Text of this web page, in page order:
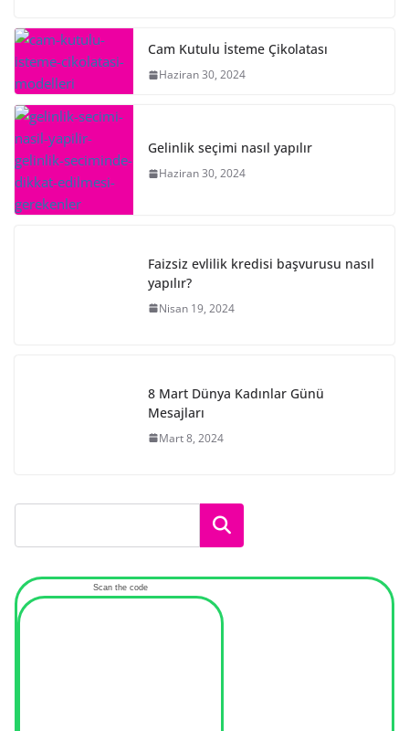
Cam Kutulu İsteme Çikolatası
Haziran 30, 2024
Gelinlik seçimi nasıl yapılır
Haziran 30, 2024
Faizsiz evlilik kredisi başvurusu nasıl
yapılır?
Nisan 19, 2024
8 Mart Dünya Kadınlar Günü
Mesajları
Mart 8, 2024
Ara
Scan the code